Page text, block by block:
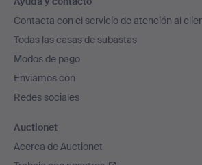
en
el
pie
de
página
Contacta con el servicio de atención al
Todas las casas de subastas
Modos de pago
Enviamos con
Redes sociales
Auctionet
Acerca de Auctionet